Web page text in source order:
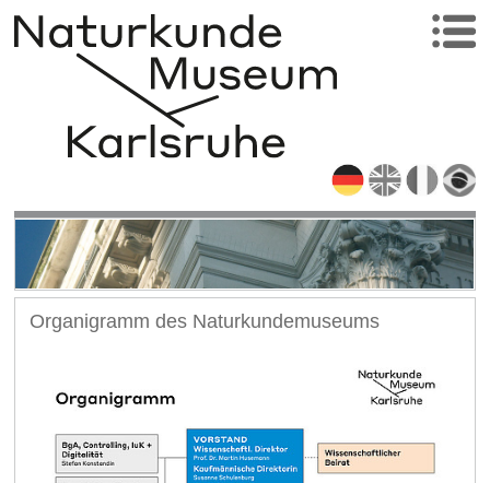
Organigramm des Naturkundemuseums